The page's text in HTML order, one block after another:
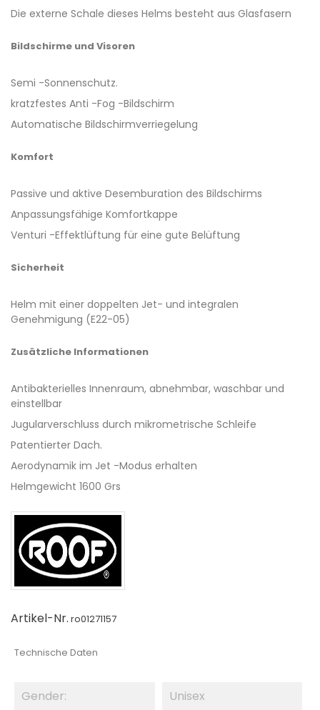
Die externe Schale dieses Helms besteht aus Glasfasern
Bildschirme und Visoren
Semi -Sonnenschutz.
kratzfestes Anti -Fog -Bildschirm
Automatische Bildschirmverriegelung
Komfort
Passive und aktive Desemburation des Bildschirms
Anpassungsfähige Komfortkappe
Venturi -Effektlüftung für eine gute Belüftung
Sicherheit
Helm mit einer doppelten Jet- und integralen
Genehmigung (E22-05)
Zusätzliche Informationen
Antibakterielles Innenraum, abnehmbar, waschbar und
einstellbar
Jugularverschluss durch mikrometrische Schleife
Patentierter Dach.
Aerodynamik im Jet -Modus erhalten
Helmgewicht 1600 Grs
Artikel-Nr. ro01271157
Technische Daten
Gender: Unisex